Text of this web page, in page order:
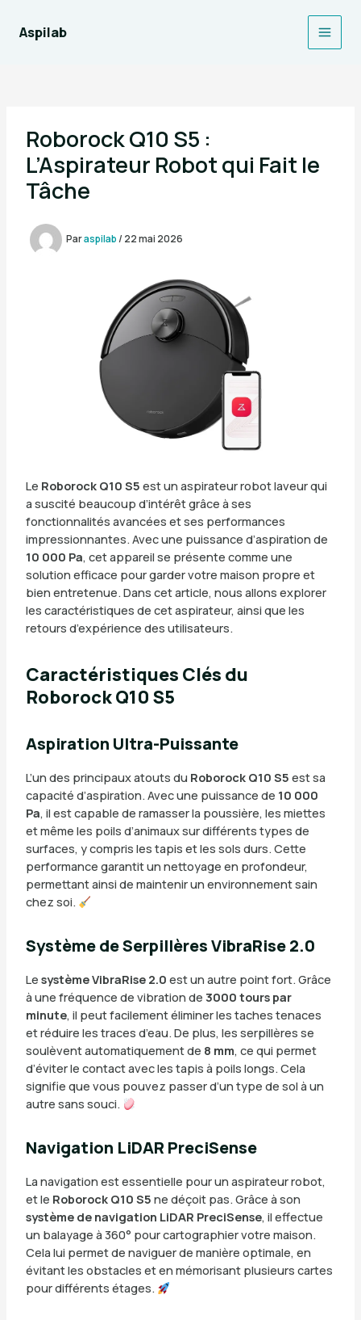
contenu
Aspilab
Main
Roborock Q10 S5 :
L’Aspirateur Robot qui Fait le
Tâche
Paraspilab/ 22 mai 2026
Le Roborock Q10 S5 est un aspirateur robot laveur qui
a suscité beaucoup d’intérêt grâce à ses
fonctionnalités avancées et ses performances
impressionnantes. Avec une puissance d’aspiration de
10 000 Pa, cet appareil se présente comme une
solution efficace pour garder votre maison propre et
bien entretenue. Dans cet article, nous allons explorer
les caractéristiques de cet aspirateur, ainsi que les
retours d’expérience des utilisateurs.
Caractéristiques Clés du
Roborock Q10 S5
Aspiration Ultra-Puissante
L’un des principaux atouts du Roborock Q10 S5 est sa
capacité d’aspiration. Avec une puissance de 10 000
Pa, il est capable de ramasser la poussière, les miettes
et même les poils d’animaux sur différents types de
surfaces, y compris les tapis et les sols durs. Cette
performance garantit un nettoyage en profondeur,
permettant ainsi de maintenir un environnement sain
chez soi.
Système de Serpillères VibraRise 2.0
Le système VibraRise 2.0 est un autre point fort. Grâce
à une fréquence de vibration de 3000 tours par
minute, il peut facilement éliminer les taches tenaces
et réduire les traces d’eau. De plus, les serpillères se
soulèvent automatiquement de 8 mm, ce qui permet
d’éviter le contact avec les tapis à poils longs. Cela
signifie que vous pouvez passer d’un type de sol à un
autre sans souci.
Navigation LiDAR PreciSense
La navigation est essentielle pour un aspirateur robot,
et le Roborock Q10 S5 ne déçoit pas. Grâce à son
système de navigation LiDAR PreciSense, il effectue
un balayage à 360° pour cartographier votre maison.
Cela lui permet de naviguer de manière optimale, en
évitant les obstacles et en mémorisant plusieurs cartes
pour différents étages.